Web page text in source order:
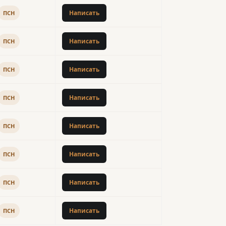
ПСН Написать
ПСН Написать
ПСН Написать
ПСН Написать
ПСН Написать
ПСН Написать
ПСН Написать
ПСН Написать